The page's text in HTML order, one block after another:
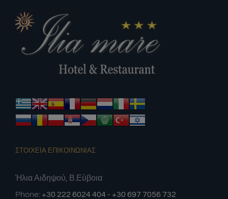
ΣΤΟΙΧΕΙΑ ΕΠΙΚΟΙΝΩΝΙΑΣ
Ήλια Αιδηψού, Β.Εύβοια
Phone: +30 222 6024 404 - +30 697 7056 732